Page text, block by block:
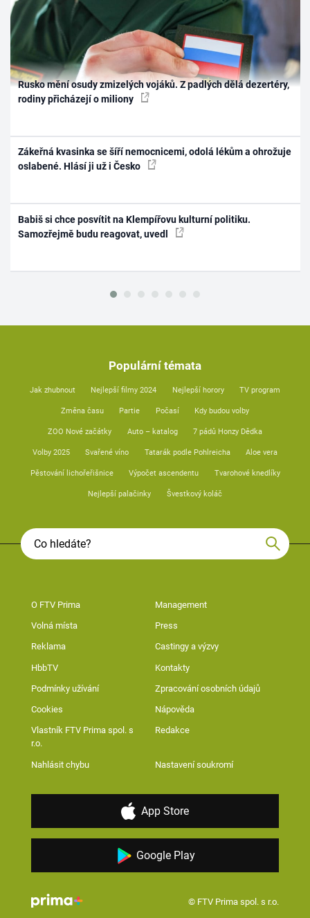
Rusko mění osudy zmizelých vojáků. Z padlých dělá dezertéry,
rodiny přicházejí o miliony
Zákeřná kvasinka se šíří nemocnicemi, odolá lékům a ohrožuje
oslabené. Hlásí ji už i Česko
Babiš si chce posvítit na Klempířovu kulturní politiku.
Samozřejmě budu reagovat, uvedl
Populární témata
Jak zhubnout Nejlepší filmy 2024 Nejlepší horory TV program
Změna času Partie Počasí Kdy budou volby
ZOO Nové začátky Auto – katalog 7 pádů Honzy Dědka
Volby 2025 Svařené víno Tatarák podle Pohlreicha Aloe vera
Pěstování lichořeřišnice Výpočet ascendentu Tvarohové knedlíky
Nejlepší palačinky Švestkový koláč
O FTV Prima Management
Volná místa Press
Reklama Castingy a výzvy
HbbTV Kontakty
Podmínky užívání Zpracování osobních údajů
Cookies Nápověda
Vlastník FTV Prima spol. s
r.o.
Redakce
Nahlásit chybu Nastavení soukromí
App Store
Google Play
© FTV Prima spol. s r.o.